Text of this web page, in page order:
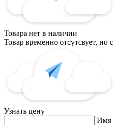
Товара нет в наличии
Товар временно отсутсвует, но
Узнать цену
Имя